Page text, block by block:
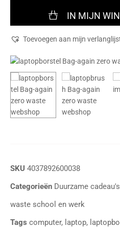
SKU 4037892600038
Categorieën Duurzame
waste school en werk
Tags computer, laptop,
IN MIJN
Toevoegen aan mijn